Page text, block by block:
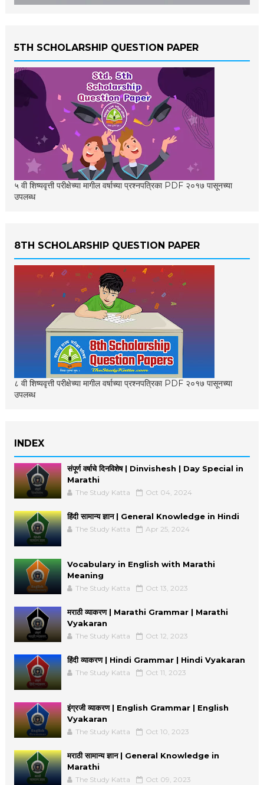
5TH SCHOLARSHIP QUESTION PAPER
५ वी शिष्यवृत्ती परीक्षेच्या मागील वर्षाच्या प्रश्नपत्रिका PDF २०१७ पासूनच्या
उपलब्ध
8TH SCHOLARSHIP QUESTION PAPER
८ वी शिष्यवृत्ती परीक्षेच्या मागील वर्षाच्या प्रश्नपत्रिका PDF २०१७ पासूनच्या
उपलब्ध
INDEX
संपूर्ण वर्षाचे दिनविशेष | Dinvishesh | Day Special in
Marathi
The Study Katta Oct 04, 2024
हिंदी सामान्य ज्ञान | General Knowledge in Hindi
The Study Katta Apr 25, 2024
Vocabulary in English with Marathi
Meaning
The Study Katta Oct 13, 2023
मराठी व्याकरण | Marathi Grammar | Marathi
Vyakaran
The Study Katta Oct 12, 2023
हिंदी व्याकरण | Hindi Grammar | Hindi Vyakaran
The Study Katta Oct 11, 2023
इंग्रजी व्याकरण | English Grammar | English
Vyakaran
The Study Katta Oct 10, 2023
मराठी सामान्य ज्ञान | General Knowledge in
Marathi
The Study Katta Oct 09, 2023